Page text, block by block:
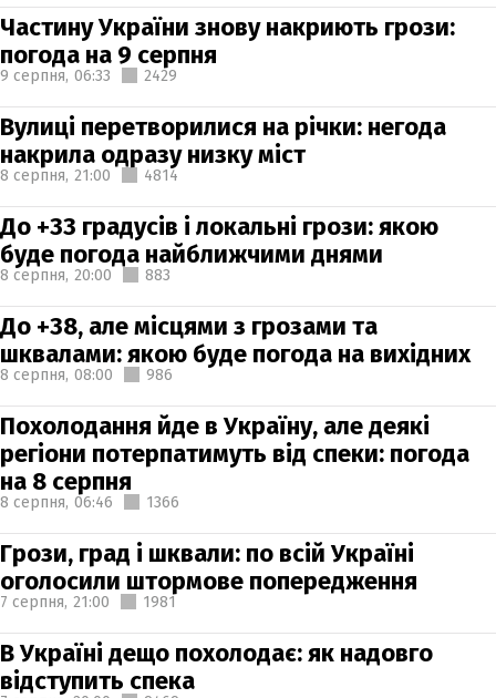
Частину України знову накриють грози:
погода на 9 серпня
9 серпня, 06:33 2429
Вулиці перетворилися на річки: негода
накрила одразу низку міст
8 серпня, 21:00 4814
До +33 градусів і локальні грози: якою
буде погода найближчими днями
8 серпня, 20:00 883
До +38, але місцями з грозами та
шквалами: якою буде погода на вихідних
8 серпня, 08:00 986
Похолодання йде в Україну, але деякі
регіони потерпатимуть від спеки: погода
на 8 серпня
8 серпня, 06:46 1366
Грози, град і шквали: по всій Україні
оголосили штормове попередження
7 серпня, 21:00 1981
В Україні дещо похолодає: як надовго
відступить спека